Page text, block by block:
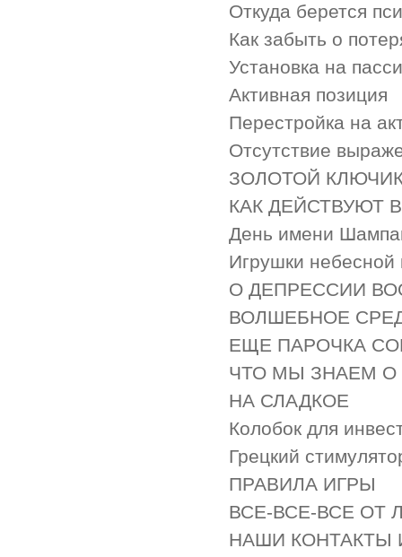
Откуда берется
Как забыть о
Установка на
Активная позиция
Перестройка на
Отсутствие
ЗОЛОТОЙ
КАК ДЕЙСТВУЮТ
День имени
Игрушки небесной
О ДЕПРЕССИИ
ВОЛШЕБНОЕ
ЕЩЕ ПАРОЧКА
ЧТО МЫ ЗНАЕМ О
НА СЛАДКОЕ
Колобок для
Грецкий
ПРАВИЛА ИГРЫ
ВСЕ-ВСЕ-ВСЕ ОТ
НАШИ КОНТАКТЫ